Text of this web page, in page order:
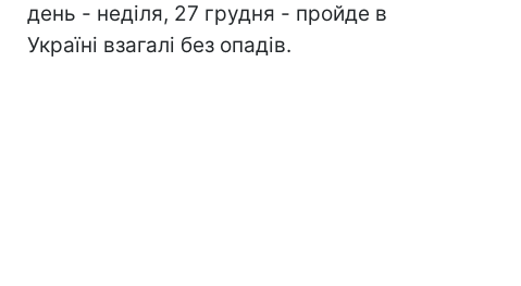
день - неділя, 27 грудня - пройде в
Україні взагалі без опадів.